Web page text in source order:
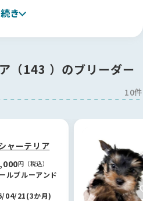
ちに優しい国になってほしい。
いるBFさんの活動を、これから
な出会いを本当にありがとうご
覚えました🏠
た「少し大人の子」を迎えるこ
た品のある佇まいに家族4人満
しました🐶
イスをいただき、今ではすっか
迎えして終わりではなく、いつ
ナルが後ろにいてくださること
です。鈴木さん、本当にありが
続き
（143 ）のブリーダー
10件
ャーテリア
円（税込）
ルブルーアンド
04/21(3か月)